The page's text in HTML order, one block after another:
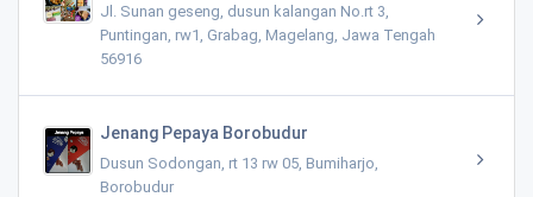
Jl. Sunan geseng, dusun kalangan No.rt 3,
Puntingan, rw1, Grabag, Magelang, Jawa Tengah
56916
Jenang Pepaya Borobudur
Dusun Sodongan, rt 13 rw 05, Bumiharjo,
Borobudur